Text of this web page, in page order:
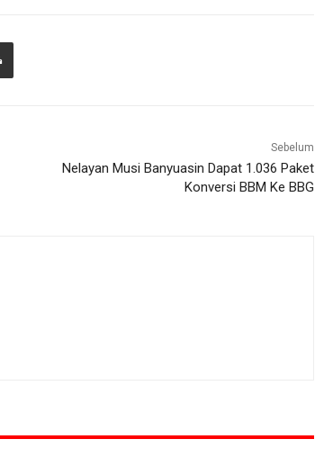
Sebelum
Nelayan Musi Banyuasin Dapat 1.036 Paket
Konversi BBM Ke BBG